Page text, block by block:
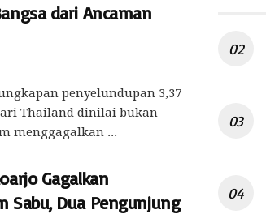
dari Ancaman
penyelundupan 3,37
Thailand dinilai bukan
menggagalkan ...
Gagalkan
Sabu, Dua Pengunjung